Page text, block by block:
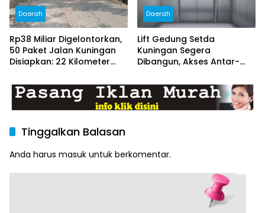
Daerah
Rp38 Miliar Digelontorkan,
50 Paket Jalan Kuningan
Disiapkan: 22 Kilometer
Daerah
Lift Gedung Setda
Kuningan Segera
Dibangun, Akses Antar-
Tinggalkan Balasan
Anda harus masuk untuk berkomentar.